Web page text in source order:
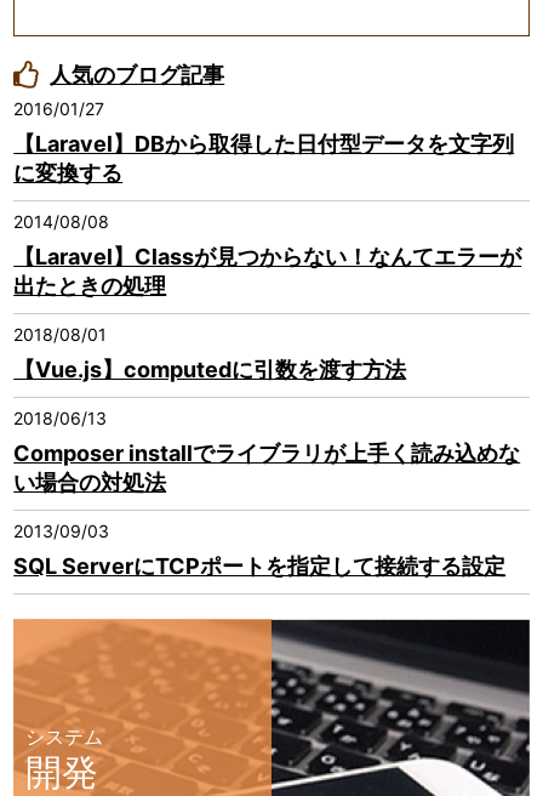
人気のブログ記事
2016/01/27
【Laravel】DBから取得した日付型データを文字列
に変換する
2014/08/08
【Laravel】Classが見つからない！なんてエラーが
出たときの処理
2018/08/01
【Vue.js】computedに引数を渡す方法
2018/06/13
Composer installでライブラリが上手く読み込めな
い場合の対処法
2013/09/03
SQL ServerにTCPポートを指定して接続する設定
システム
開発